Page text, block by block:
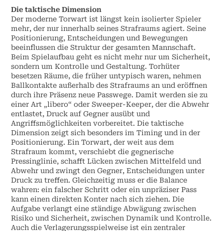
Die taktische Dimension
Der moderne Torwart ist längst kein isolierter Spieler
mehr, der nur innerhalb seines Strafraums agiert. Seine
Positionierung, Entscheidungen und Bewegungen
beeinflussen die Struktur der gesamten Mannschaft.
Beim Spielaufbau geht es nicht mehr nur um Sicherheit,
sondern um Kontrolle und Gestaltung. Torhüter
besetzen Räume, die früher untypisch waren, nehmen
Ballkontakte außerhalb des Strafraums an und eröffnen
durch ihre Präsenz neue Passwege. Damit werden sie zu
einer Art „libero“ oder Sweeper-Keeper, der die Abwehr
entlastet, Druck auf Gegner ausübt und
Angriffsmöglichkeiten vorbereitet. Die taktische
Dimension zeigt sich besonders im Timing und in der
Positionierung. Ein Torwart, der weit aus dem
Strafraum kommt, verschiebt die gegnerische
Pressinglinie, schafft Lücken zwischen Mittelfeld und
Abwehr und zwingt den Gegner, Entscheidungen unter
Druck zu treffen. Gleichzeitig muss er die Balance
wahren: ein falscher Schritt oder ein unpräziser Pass
kann einen direkten Konter nach sich ziehen. Die
Aufgabe verlangt eine ständige Abwägung zwischen
Risiko und Sicherheit, zwischen Dynamik und Kontrolle.
Auch die Verlagerungsspielweise ist ein zentraler